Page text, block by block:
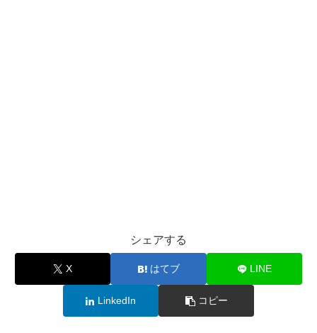
シェアする
X はてブ LINE
LinkedIn コピー